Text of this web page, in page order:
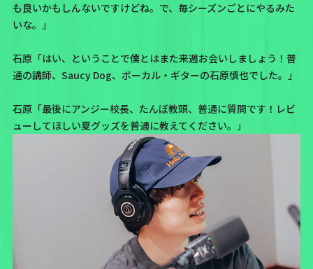
も良いかもしんないですけどね。で、毎シーズンごとにやるみた
いな。」
石原「はい、ということで僕とはまた来週お会いしましょう！普
通の講師、Saucy Dog、ボーカル・ギターの石原慎也でした。」
石原「最後にアンジー校長、たんぼ教頭、普通に質問です！レビ
ューしてほしい夏グッズを普通に教えてください。」